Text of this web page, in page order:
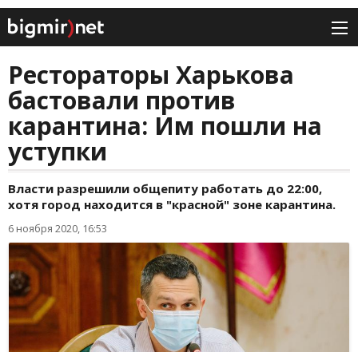
Рестораторы Харькова
бастовали против
карантина: Им пошли на
уступки
Власти разрешили общепиту работать до 22:00,
хотя город находится в "красной" зоне карантина.
6 ноября 2020, 16:53